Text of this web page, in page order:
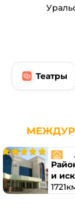
Театры
и